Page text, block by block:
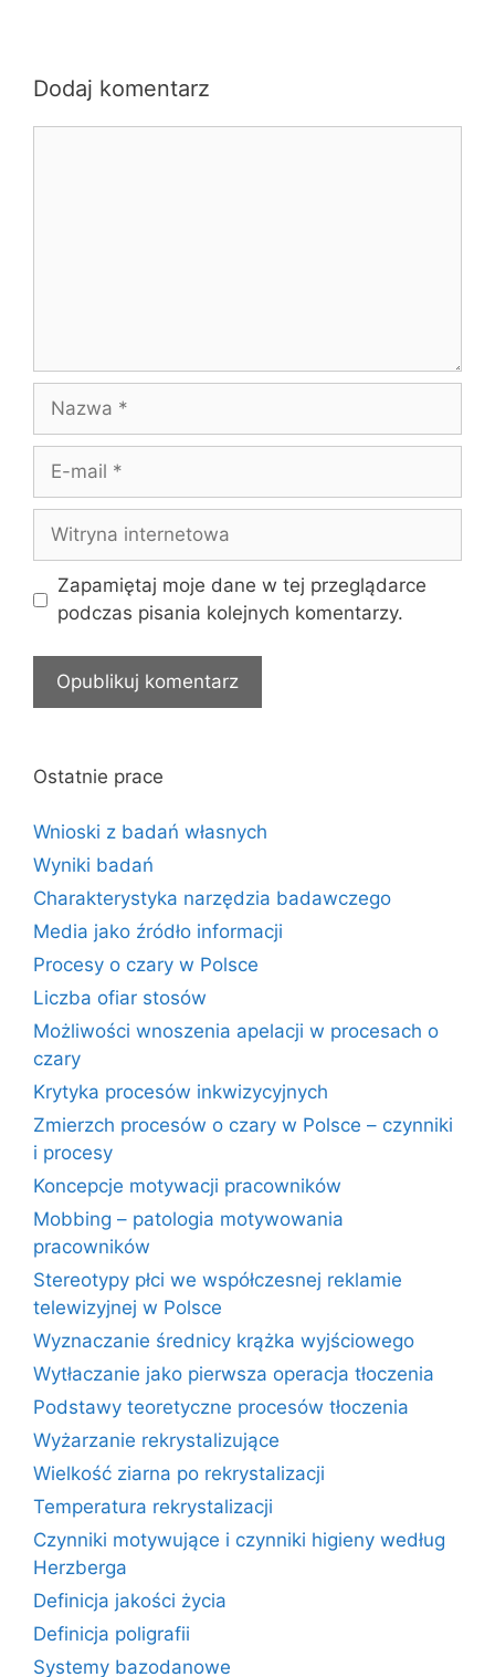
Dodaj komentarz
Nazwa
Witryna
internetowa
Zapamiętaj moje dane w tej przeglądarce
podczas pisania kolejnych komentarzy.
Ostatnie prace
Wnioski z badań własnych
Wyniki badań
Charakterystyka narzędzia badawczego
Media jako źródło informacji
Procesy o czary w Polsce
Liczba ofiar stosów
Możliwości wnoszenia apelacji w procesach o
czary
Krytyka procesów inkwizycyjnych
Zmierzch procesów o czary w Polsce – czynniki
i procesy
Koncepcje motywacji pracowników
Mobbing – patologia motywowania
pracowników
Stereotypy płci we współczesnej reklamie
telewizyjnej w Polsce
Wyznaczanie średnicy krążka wyjściowego
Wytłaczanie jako pierwsza operacja tłoczenia
Podstawy teoretyczne procesów tłoczenia
Wyżarzanie rekrystalizujące
Wielkość ziarna po rekrystalizacji
Temperatura rekrystalizacji
Czynniki motywujące i czynniki higieny według
Herzberga
Definicja jakości życia
Definicja poligrafii
Systemy bazodanowe